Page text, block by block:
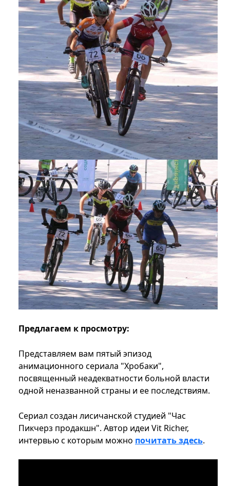
Предлагаем к просмотру:
Представляем вам пятый эпизод
анимационного сериала "Хробаки",
посвященный неадекватности больной власти
одной неназванной страны и ее последствиям.
Сериал создан лисичанской студией "Час
Пикчерз продакшн". Автор идеи Vit Richer,
интервью с которым можно почитать здесь.